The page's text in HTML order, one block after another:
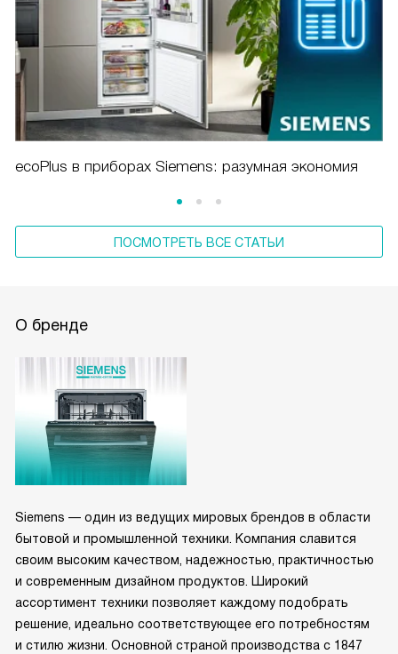
ecoPlus в приборах Siemens: разумная экономия
ПОСМОТРЕТЬ ВСЕ СТАТЬИ
О бренде
Siemens — один из ведущих мировых брендов в области
бытовой и промышленной техники. Компания славится
своим высоким качеством, надежностью, практичностью
и современным дизайном продуктов. Широкий
ассортимент техники позволяет каждому подобрать
решение, идеально соответствующее его потребностям
и стилю жизни. Основной страной производства с 1847